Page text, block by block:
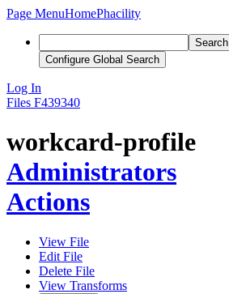
Page MenuHomePhacility
Search
Configure Global Search
Log In
Files F439340
workcard-profile
Administrators
Actions
View File
Edit File
Delete File
View Transforms